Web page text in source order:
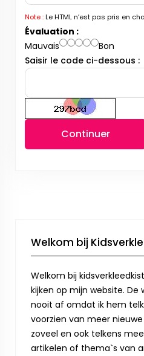
Note :Le HTML n’est pas pris en
Évaluation :
Mauvais
Bon
Saisir le code ci-dessous :
Continuer
Welkom bij
Welkom bij
kijken op mijn website. De
nooit af omdat ik hem
voorzien van meer
zoveel en ook telkens
artikelen of thema`s van